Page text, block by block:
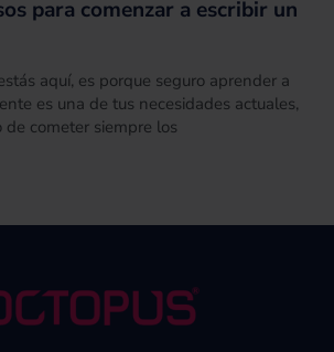
para comenzar a escribir un
aquí, es porque seguro aprender a
es una de tus necesidades actuales,
de cometer siempre los